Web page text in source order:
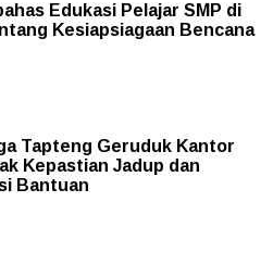
Edukasi Pelajar SMP di
Kesiapsiagaan Bencana
Tapteng Geruduk Kantor
Kepastian Jadup dan
Bantuan